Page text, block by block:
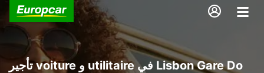
تأجير voiture و utilitaire في Lisbon Gare Do